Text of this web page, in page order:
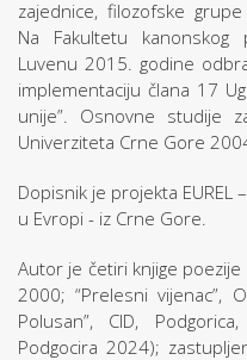
zajednice, filozofske
Na Fakultetu kanonskog
Luvenu 2015. godine
implementaciju člana 17
unije”. Osnovne studije
Univerziteta Crne Gore
Dopisnik je projekta EUREL
u Evropi - iz Crne Gore.
Autor je četiri knjige poezije
2000; “Prelesni vijenac”,
Polusan”, CID,
Podgocira 2024);